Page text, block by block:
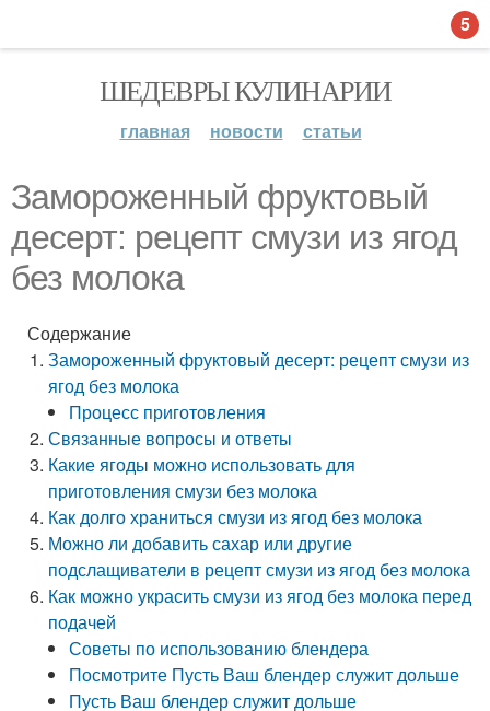
ШЕДЕВРЫ КУЛИНАРИИ
главная новости статьи
Замороженный фруктовый
десерт: рецепт смузи из ягод
без молока
Содержание
Замороженный фруктовый десерт: рецепт смузи из
ягод без молока
Процесс приготовления
Связанные вопросы и ответы
Какие ягоды можно использовать для
приготовления смузи без молока
Как долго храниться смузи из ягод без молока
Можно ли добавить сахар или другие
подслащиватели в рецепт смузи из ягод без молока
Как можно украсить смузи из ягод без молока перед
подачей
Советы по использованию блендера
Посмотрите Пусть Ваш блендер служит дольше
Пусть Ваш блендер служит дольше
5